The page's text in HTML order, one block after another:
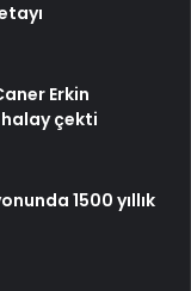
Erkin
çekti
1500 yıllık